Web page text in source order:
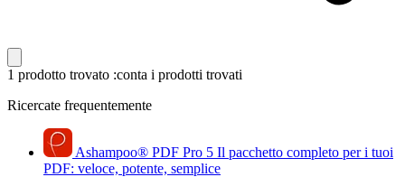
1 prodotto trovato :conta i prodotti trovati
Ricercate frequentemente
Ashampoo® PDF Pro 5 Il pacchetto completo per i tuoi
PDF: veloce, potente, semplice